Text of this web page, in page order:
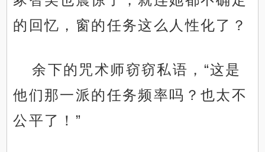
的回忆，窗的任务这么人性化了？
余下的咒术师窃窃私语，“这是
他们那一派的任务频率吗？也太不
公平了！”